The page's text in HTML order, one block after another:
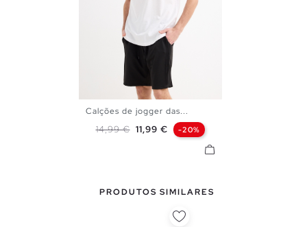
M
Calções de jogger das...
Preço normal
14,99 € Preço
11,99 € -20%
PRODUTOS SIMILARES